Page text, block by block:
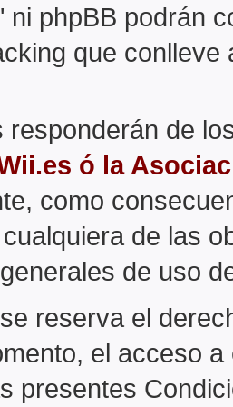
ni phpBB podrán
que
responderán de
ó la
como
de las
de uso
reserva el
el acceso
presentes